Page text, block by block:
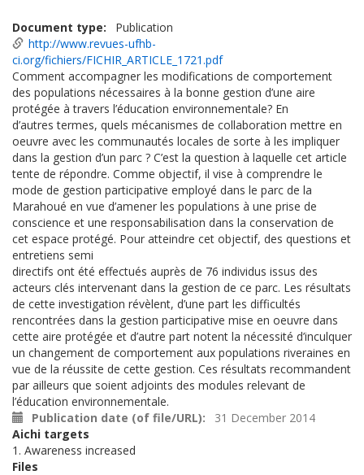
Document type
Publication
http://www.revues-ufhb-
ci.org/fichiers/FICHIR_ARTICLE_1721.pdf
Comment accompagner les modifications de comportement
des populations nécessaires à la bonne gestion d’une aire
protégée à travers l’éducation environnementale? En
d’autres termes, quels mécanismes de collaboration mettre en
oeuvre avec les communautés locales de sorte à les impliquer
dans la gestion d’un parc ? C’est la question à laquelle cet article
tente de répondre. Comme objectif, il vise à comprendre le
mode de gestion participative employé dans le parc de la
Marahoué en vue d’amener les populations à une prise de
conscience et une responsabilisation dans la conservation de
cet espace protégé. Pour atteindre cet objectif, des questions et
entretiens semi
directifs ont été effectués auprès de 76 individus issus des
acteurs clés intervenant dans la gestion de ce parc. Les résultats
de cette investigation révèlent, d’une part les difficultés
rencontrées dans la gestion participative mise en oeuvre dans
cette aire protégée et d’autre part notent la nécessité d’inculquer
un changement de comportement aux populations riveraines en
vue de la réussite de cette gestion. Ces résultats recommandent
par ailleurs que soient adjoints des modules relevant de
l’éducation environnementale.
Publication date (of file/URL)
31 December 2014
Aichi targets
1. Awareness increased
Files